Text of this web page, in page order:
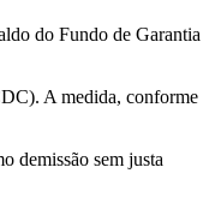
do Fundo de Garantia
A medida, conforme
demissão sem justa